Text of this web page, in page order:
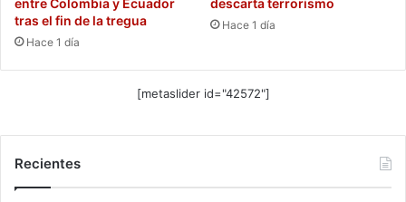
entre Colombia y Ecuador
tras el fin de la tregua
Hace 1 día
descarta terrorismo
Hace 1 día
[metaslider id="42572"]
Recientes